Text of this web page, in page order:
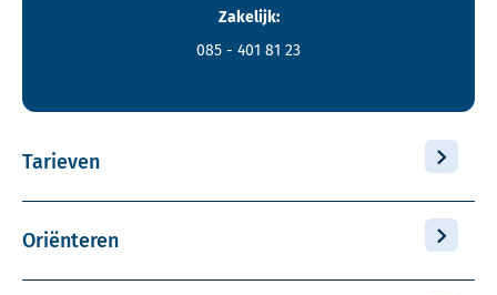
Zakelijk:
085 - 401 81 23
Tarieven
Oriënteren